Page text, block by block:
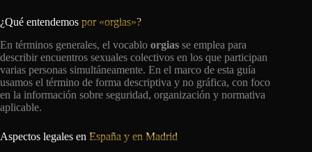
¿Qué entendemos por «orgias»?
En términos generales, el vocablo orgias se emplea para
describir encuentros sexuales colectivos en los que participan
varias personas simultáneamente. En el marco de esta guía
usamos el término de forma descriptiva y no gráfica, con foco
en la información sobre seguridad, organización y normativa
aplicable.
Aspectos legales en España y en Madrid